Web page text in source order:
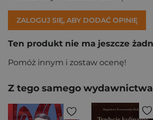
ZALOGUJ SIĘ, ABY DODAĆ OPINIĘ
Ten produkt nie ma jeszcze
Pomóż innym i zostaw ocenę!
Z tego samego wydawnictwa